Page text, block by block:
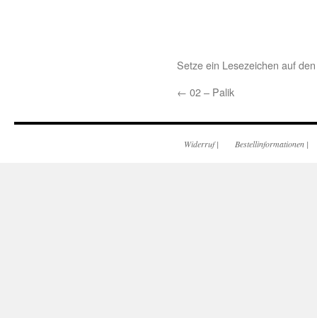
Setze ein Lesezeichen auf
← 02 – Palik
Widerruf| Bestellinformationen |